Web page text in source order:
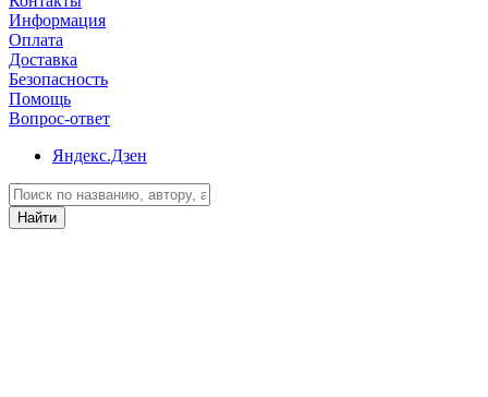
Информация
Оплата
Доставка
Безопасность
Помощь
Вопрос-ответ
Яндекс.Дзен
Найти